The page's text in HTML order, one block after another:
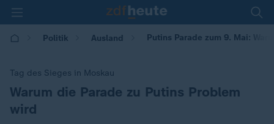
Politik Ausland Putins Parade zum 9. Mai:
Tag des Sieges in Moskau
:
Warum die Parade zu Putins Problem
wird